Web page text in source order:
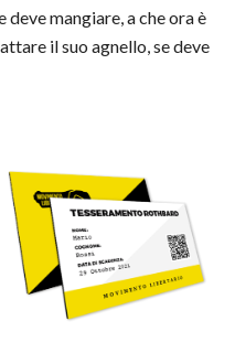
deve mangiare, a che ora è
il suo agnello, se deve